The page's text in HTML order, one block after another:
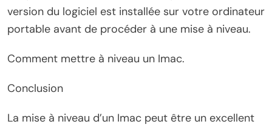
version du logiciel est installée sur votre ordinateur
portable avant de procéder à une mise à niveau.
Comment mettre à niveau un Imac.
Conclusion
La mise à niveau d’un Imac peut être un excellent